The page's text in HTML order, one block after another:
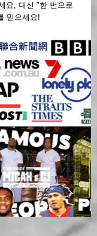
요, 대신 "한 번으로
믿으세요!